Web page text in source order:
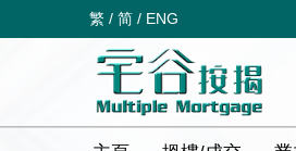
繁 / 简 / ENG